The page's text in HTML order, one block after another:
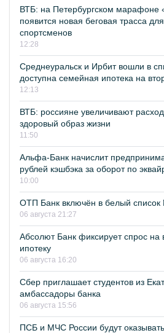
ВТБ: на Петербургском марафоне
появится новая беговая трасса
спортсменов
12:28
Среднеуральск и Ирбит вошли в
доступна семейная ипотека на
12:13
ВТБ: россияне увеличивают
здоровый образ жизни
11:50
Альфа-Банк начислит
рублей кэшбэка за оборот по
10:00
ОТП Банк включён в белый
06 августа 21:27
Абсолют Банк фиксирует спрос на
ипотеку
06 августа 16:20
Сбер приглашает студентов из
амбассадоры банка
06 августа 15:56
ПСБ и МЧС России будут